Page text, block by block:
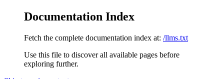
Documentation Index
Fetch the complete documentation index at: /llms.txt
Use this file to discover all available pages before
exploring further.